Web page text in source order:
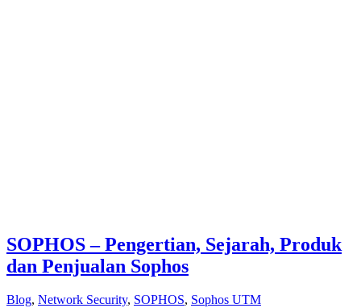
SOPHOS – Pengertian, Sejarah, Produk
dan Penjualan Sophos
Blog, Network Security, SOPHOS, Sophos UTM